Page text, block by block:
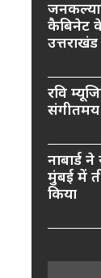
कैबिनेट
रवि
नाबार्ड
मुंबई में
किया